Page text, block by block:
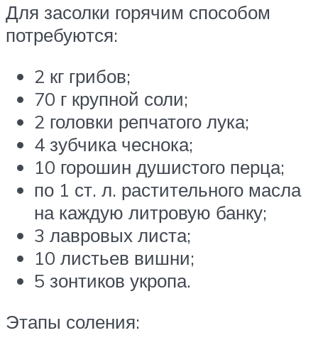
Для засолки горячим способом
потребуются:
2 кг грибов;
70 г крупной соли;
2 головки репчатого лука;
4 зубчика чеснока;
10 горошин душистого перца;
по 1 ст. л. растительного масла
на каждую литровую банку;
3 лавровых листа;
10 листьев вишни;
5 зонтиков укропа.
Этапы соления: